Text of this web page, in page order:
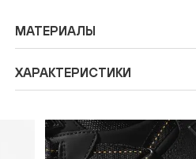
МАТЕРИАЛЫ
ХАРАКТЕРИСТИКИ